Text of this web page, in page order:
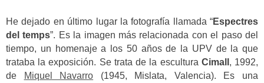
He dejado en último lugar la fotografía llamada “Espectres
del temps”. Es la imagen más relacionada con el paso del
tiempo, un homenaje a los 50 años de la UPV de la que
trataba la exposición. Se trata de la escultura Cimall , 1992,
de
Miquel Navarro (1945, Mislata, Valencia). Es una